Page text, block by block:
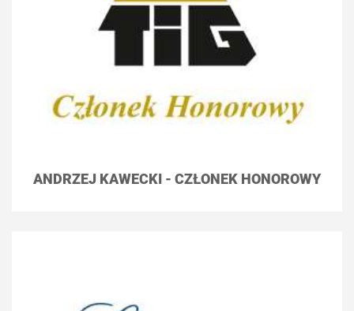
ANDRZEJ KAWECKI - CZŁONEK HONOROWY